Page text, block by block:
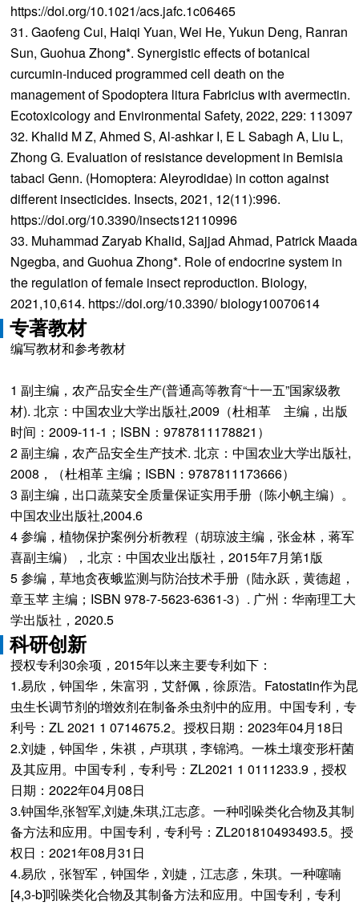
https://doi.org/10.1021/acs.jafc.1c06465
31. Gaofeng Cui, Haiqi Yuan, Wei He, Yukun Deng, Ranran
Sun, Guohua Zhong*. Synergistic effects of botanical
curcumin-induced programmed cell death on the
management of Spodoptera litura Fabricius with avermectin.
Ecotoxicology and Environmental Safety, 2022, 229: 113097
32. Khalid M Z, Ahmed S, Al-ashkar I, E L Sabagh A, Liu L,
Zhong G. Evaluation of resistance development in Bemisia
tabaci Genn. (Homoptera: Aleyrodidae) in cotton against
different insecticides. Insects, 2021, 12(11):996.
https://doi.org/10.3390/insects12110996
33. Muhammad Zaryab Khalid, Sajjad Ahmad, Patrick Maada
Ngegba, and Guohua Zhong*. Role of endocrine system in
the regulation of female insect reproduction. Biology,
2021,10,614. https://doi.org/10.3390/ biology10070614
专著教材
编写教材和参考教材
1 副主编，农产品安全生产(普通高等教育“十一五”国家级教
材). 北京：中国农业大学出版社,2009（杜相革 主编，出版
时间：2009-11-1；ISBN：9787811178821）
2 副主编，农产品安全生产技术. 北京：中国农业大学出版社,
2008，（杜相革 主编；ISBN：9787811173666）
3 副主编，出口蔬菜安全质量保证实用手册（陈小帆主编）。
中国农业出版社,2004.6
4 参编，植物保护案例分析教程（胡琼波主编，张金林，蒋军
喜副主编），北京：中国农业出版社，2015年7月第1版
5 参编，草地贪夜蛾监测与防治技术手册（陆永跃，黄德超，
章玉苹 主编；ISBN 978-7-5623-6361-3）. 广州：华南理工大
学出版社，2020.5
科研创新
授权专利30余项，2015年以来主要专利如下：
1.易欣，钟国华，朱富羽，艾舒佩，徐原浩。Fatostatin作为昆
虫生长调节剂的增效剂在制备杀虫剂中的应用。中国专利，专
利号：ZL 2021 1 0714675.2。授权日期：2023年04月18日
2.刘婕，钟国华，朱祺，卢琪琪，李锦鸿。一株土壤变形杆菌
及其应用。中国专利，专利号：ZL2021 1 0111233.9，授权
日期：2022年04月08日
3.钟国华,张智军,刘婕,朱琪,江志彦。一种吲哚类化合物及其制
备方法和应用。中国专利，专利号：ZL201810493493.5。授
权日：2021年08月31日
4.易欣，张智军，钟国华，刘婕，江志彦，朱琪。一种噻喃
[4,3-b]吲哚类化合物及其制备方法和应用。中国专利，专利